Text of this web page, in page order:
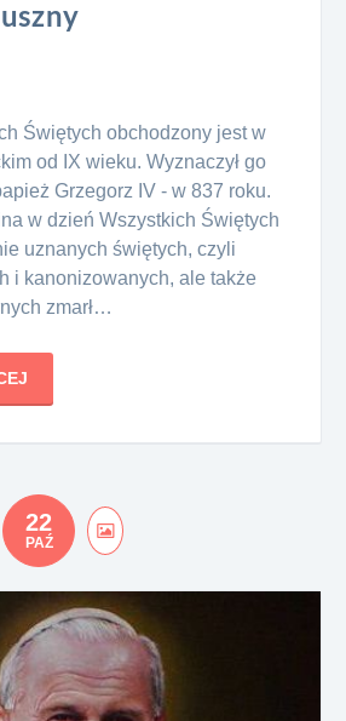
Świętych obchodzony jest w
od IX wieku. Wyznaczył go
Grzegorz IV - w 837 roku.
w dzień Wszystkich Świętych
uznanych świętych, czyli
i kanonizowanych, ale także
zmarł…
22
PAŹ